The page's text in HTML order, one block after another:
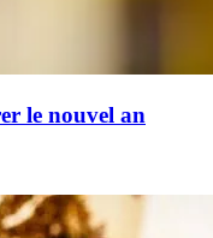
le nouvel an